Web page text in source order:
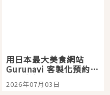
用日本最大美食網站
Gurunavi 客製化預約九
大都市餐廳，打造專屬
美食體驗！
2026年07月03日